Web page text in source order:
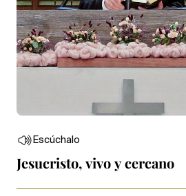
Escúchalo
Jesucristo, vivo y cercano